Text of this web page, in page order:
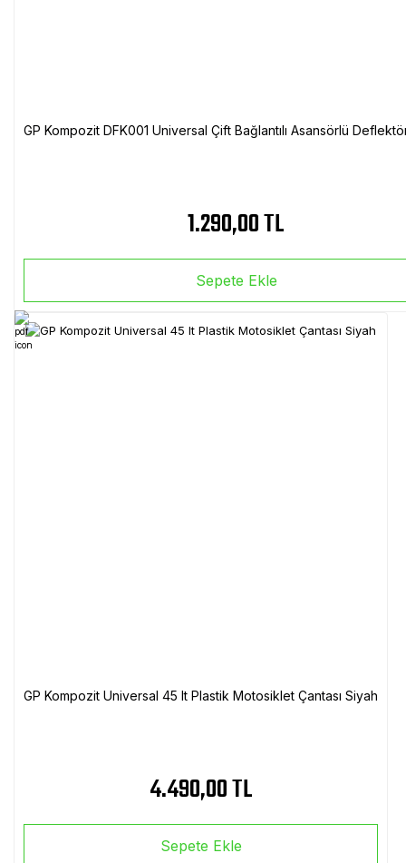
GP Kompozit DFK001 Universal Çift Bağlantılı Asansörlü
1.290,00 TL
Sepete Ekle
GP Kompozit Universal 45 lt Plastik Motosiklet Çantası Siyah
4.490,00 TL
Sepete Ekle